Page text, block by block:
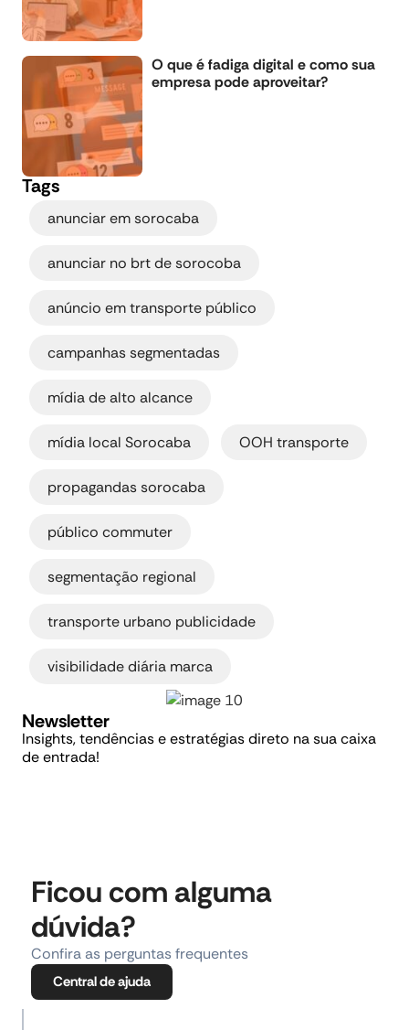
O que é fadiga digital e como sua
empresa pode aproveitar?
Tags
anunciar em sorocaba
anunciar no brt de sorocoba
anúncio em transporte público
campanhas segmentadas
mídia de alto alcance
mídia local Sorocaba OOH transporte
propagandas sorocaba
público commuter
segmentação regional
transporte urbano publicidade
visibilidade diária marca
Newsletter
Insights, tendências e estratégias direto na sua caixa
de entrada!
Ficou com alguma
dúvida?
Confira as perguntas frequentes
Central de ajuda